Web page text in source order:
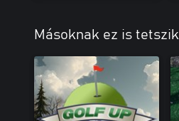
Másoknak ez is tetszik